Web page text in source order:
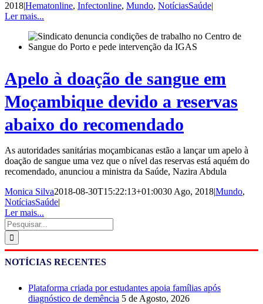
2018|Hematonline, Infectonline, Mundo, NotíciasSaúde|
Ler mais...
Apelo à doação de sangue em
Moçambique devido a reservas
abaixo do recomendado
As autoridades sanitárias moçambicanas estão a lançar um apelo à
doação de sangue uma vez que o nível das reservas está aquém do
recomendado, anunciou a ministra da Saúde, Nazira Abdula
Monica Silva2018-08-30T15:22:13+01:0030 Ago, 2018|Mundo,
NotíciasSaúde|
Ler mais...
Pesquisar
NOTÍCIAS RECENTES
Plataforma criada por estudantes apoia famílias após
diagnóstico de demência 5 de Agosto, 2026